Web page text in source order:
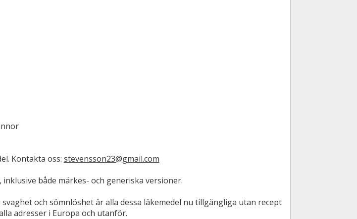
Kontakta oss: stevensson23@gmail.com
både märkes- och generiska versioner.
och sömnlöshet är alla dessa läkemedel nu tillgängliga utan recept
adresser i Europa och utanför.